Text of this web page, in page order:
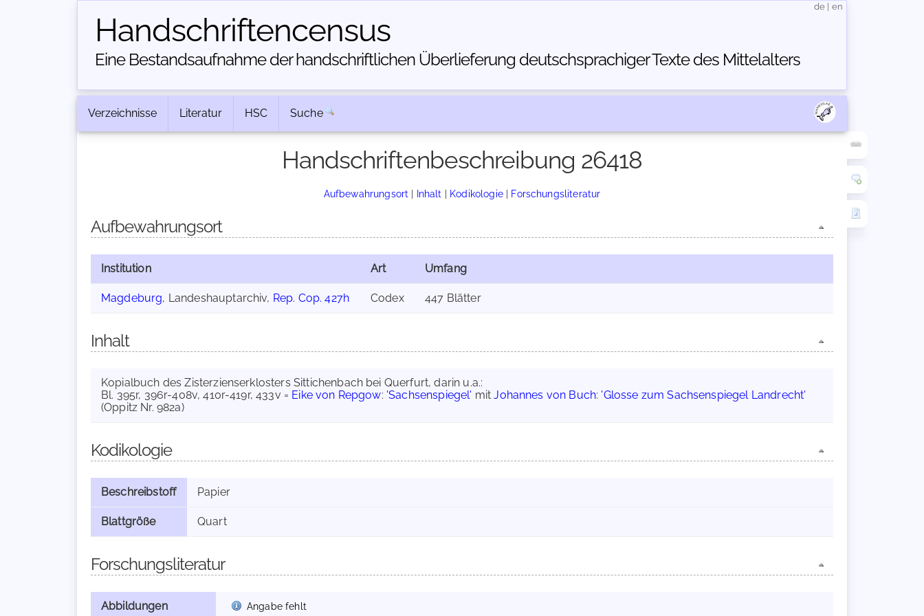
Handschriften­census
Eine Bestandsaufnahme der handschriftlichen Über­lieferung deutschsprachiger Texte des Mittelalters
de en
Verzeichnisse Literatur HSC Suche
Handschriftenbeschreibung 26418
Aufbewahrungsort | Inhalt | Kodikologie| Forschungsliteratur
Aufbewahrungsort
Institution Art Umfang
Magdeburg, Landeshauptarchiv, Rep. Cop. 427h Codex 447 Blätter
Inhalt
Kopialbuch des Zisterzienserklosters Sittichenbach bei Querfurt, darin u.a.:
Bl. 395r, 396r-408v, 410r-419r, 433v = Eike von Repgow: 'Sachsenspiegel' mitJohannes von Buch: 'Glosse zum Sachsenspiegel Landrecht'
(Oppitz Nr. 982a)
Kodikologie
Beschreibstoff Papier
Blattgröße Quart
Forschungsliteratur
Abbildungen Angabe fehlt